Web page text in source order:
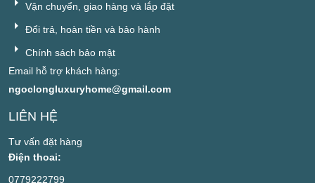
Vận chuyển, giao hàng và lắp đặt
Đổi trả, hoàn tiền và bảo hành
Chính sách bảo mật
Email hỗ trợ khách hàng:
ngoclongluxuryhome@gmail.com
LIÊN HỆ
Tư vấn đặt hàng
Điện thoai:
0779222799